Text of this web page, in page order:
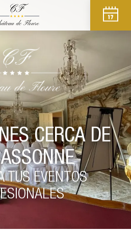
CERCA DE
TUS EVENTOS